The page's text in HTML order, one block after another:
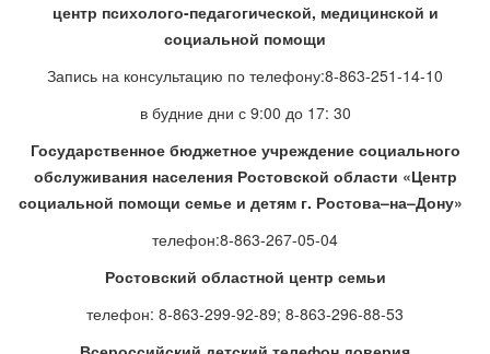
центр психолого-педагогической, медицинской и
социальной помощи
Запись на консультацию по телефону:8-863-251-14-10
в будние дни с 9:00 до 17: 30
Государственное бюджетное учреждение социального
обслуживания населения Ростовской области «Центр
социальной помощи семье и детям г. Ростова–на–Дону»
телефон:8-863-267-05-04
Ростовский областной центр семьи
телефон: 8-863-299-92-89; 8-863-296-88-53